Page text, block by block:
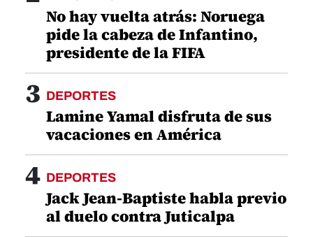
No hay vuelta atrás: Noruega
pide la cabeza de Infantino,
presidente de la FIFA
3 DEPORTES
Lamine Yamal disfruta de sus
vacaciones en América
4 DEPORTES
Jack Jean-Baptiste habla previo
al duelo contra Juticalpa